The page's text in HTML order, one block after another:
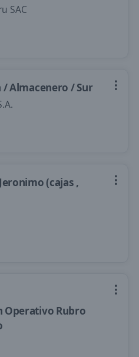
SAC
Almacenero / Sur
(cajas ,
Operativo Rubro